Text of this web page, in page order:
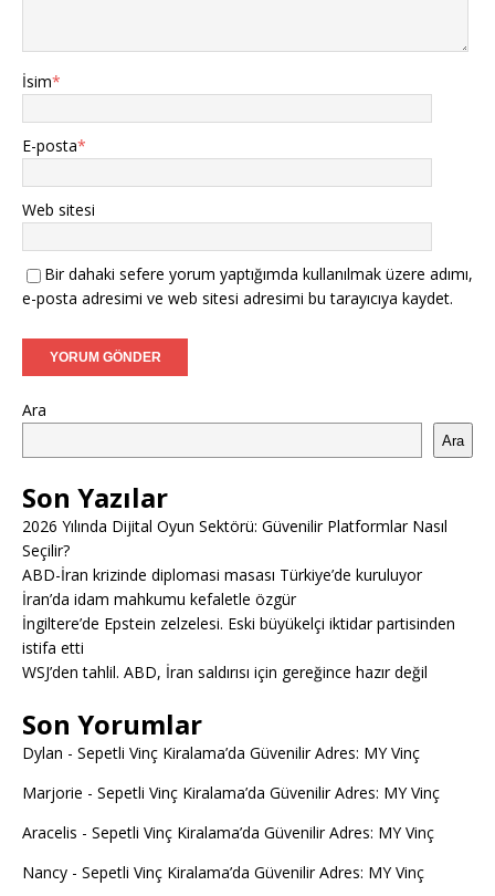
İsim*
E-posta*
Web sitesi
Bir dahaki sefere yorum yaptığımda kullanılmak üzere adımı,
e-posta adresimi ve web sitesi adresimi bu tarayıcıya kaydet.
Ara
Ara
Son Yazılar
2026 Yılında Dijital Oyun Sektörü: Güvenilir Platformlar Nasıl
Seçilir?
ABD-İran krizinde diplomasi masası Türkiye’de kuruluyor
İran’da idam mahkumu kefaletle özgür
İngiltere’de Epstein zelzelesi. Eski büyükelçi iktidar partisinden
istifa etti
WSJ’den tahlil. ABD, İran saldırısı için gereğince hazır değil
Son Yorumlar
Dylan - Sepetli Vinç Kiralama’da Güvenilir Adres: MY Vinç
Marjorie - Sepetli Vinç Kiralama’da Güvenilir Adres: MY Vinç
Aracelis - Sepetli Vinç Kiralama’da Güvenilir Adres: MY Vinç
Nancy - Sepetli Vinç Kiralama’da Güvenilir Adres: MY Vinç